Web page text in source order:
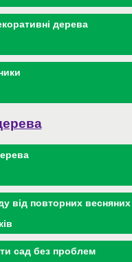
дерева
від повторних весняних
сад без проблем